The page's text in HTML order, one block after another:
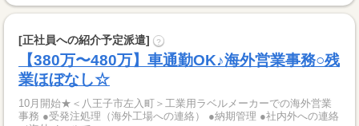
[正社員への紹介予定派遣] ?
【380万〜480万】車通勤OK♪海外営業事務○残
業ほぼなし☆
10月開始★＜八王子市左入町＞工業用ラベルメーカーでの海外営業
事務 ●受発注処理（海外工場への連絡） ●納期管理 ●社内外への連絡